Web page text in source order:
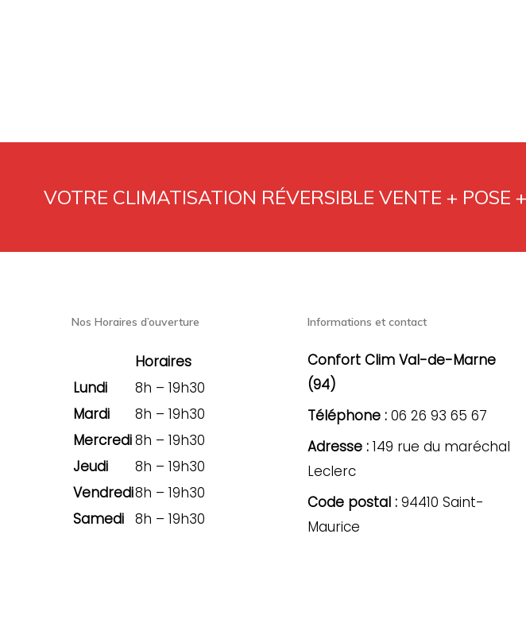
VOTRE CLIMATISATION RÉVERSIBLE VENTE +
Nos Horaires d’ouverture
Horaires
Lundi
8h – 19h30
Mardi
8h – 19h30
Mercredi8h – 19h30
Jeudi
8h – 19h30
Vendredi8h – 19h30
Samedi 8h – 19h30
Informations et contact
Confort Clim Val-de-Marne
(94)
Téléphone :06 26 93 65 67
Adresse :149 rue du maréchal
Leclerc
Code postal :94410 Saint-
Maurice